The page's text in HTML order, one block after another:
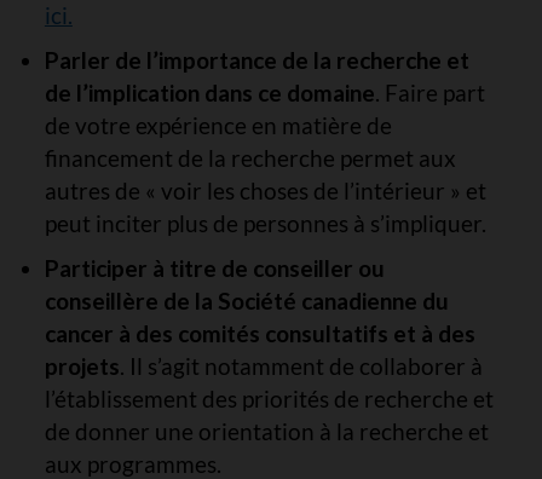
ici.
Parler de l’importance de la recherche et
de l’implication dans ce domaine. Faire part
de votre expérience en matière de
financement de la recherche permet aux
autres de « voir les choses de l’intérieur » et
peut inciter plus de personnes à s’impliquer.
Participer à titre de conseiller ou
conseillère de la Société canadienne du
cancer à des comités consultatifs et à des
projets. Il s’agit notamment de collaborer à
l’établissement des priorités de recherche et
de donner une orientation à la recherche et
aux programmes.